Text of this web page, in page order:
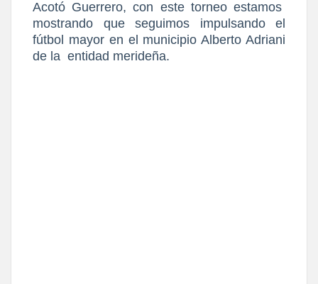
Acotó Guerrero, con este torneo estamos
mostrando que seguimos impulsando el
fútbol mayor en el municipio Alberto Adriani
de la entidad merideña.